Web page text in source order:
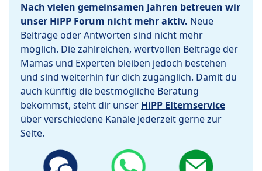
Nach vielen gemeinsamen Jahren betreuen wir
unser HiPP Forum nicht mehr aktiv. Neue
Beiträge oder Antworten sind nicht mehr
möglich. Die zahlreichen, wertvollen Beiträge der
Mamas und Experten bleiben jedoch bestehen
und sind weiterhin für dich zugänglich. Damit du
auch künftig die bestmögliche Beratung
bekommst, steht dir unser HiPP Elternservice
über verschiedene Kanäle jederzeit gerne zur
Seite.